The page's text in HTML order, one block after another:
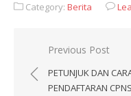
Category: Berita
Post
navigation
Previous Post
PETUNJUK DAN
PENDAFTARAN CPNS